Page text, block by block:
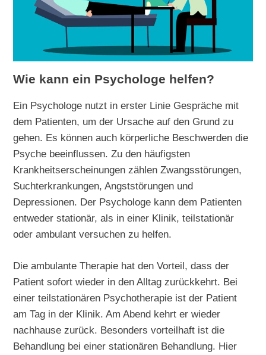
Wie kann ein Psychologe helfen?
Ein Psychologe nutzt in erster Linie Gespräche mit
dem Patienten, um der Ursache auf den Grund zu
gehen. Es können auch körperliche Beschwerden die
Psyche beeinflussen. Zu den häufigsten
Krankheitserscheinungen zählen Zwangsstörungen,
Suchterkrankungen, Angststörungen und
Depressionen. Der Psychologe kann dem Patienten
entweder stationär, als in einer Klinik, teilstationär
oder ambulant versuchen zu helfen.
Die ambulante Therapie hat den Vorteil, dass der
Patient sofort wieder in den Alltag zurückkehrt. Bei
einer teilstationären Psychotherapie ist der Patient
am Tag in der Klinik. Am Abend kehrt er wieder
nachhause zurück. Besonders vorteilhaft ist die
Behandlung bei einer stationären Behandlung. Hier